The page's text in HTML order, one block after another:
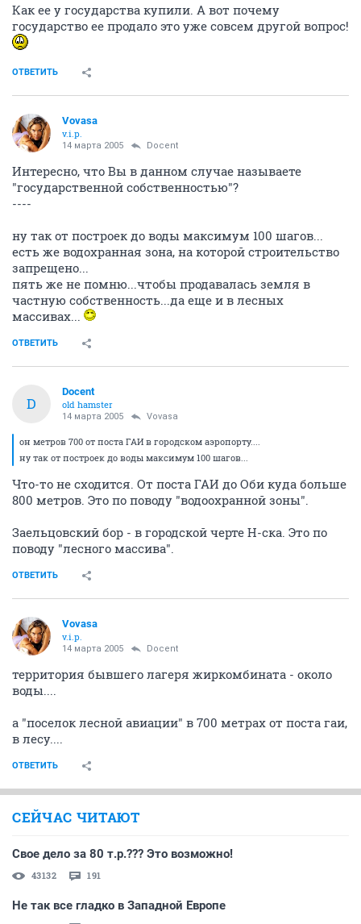
Как ее у государства купили. А вот почему
государство ее продало это уже совсем другой вопрос!
ОТВЕТИТЬ
Vovasa
v.i.p.
14 марта 2005 Docent
Интересно, что Вы в данном случае называете
"государственной собственностью"?
----
ну так от построек до воды максимум 100 шагов...
есть же водохранная зона, на которой строительство
запрещено...
пять же не помню...чтобы продавалась земля в
частную собственность...да еще и в лесных
массивах...
ОТВЕТИТЬ
D
Docent
old hamster
14 марта 2005 Vovasa
он метров 700 от поста ГАИ в городском аэропорту....
ну так от построек до воды максимум 100 шагов...
Что-то не сходится. От поста ГАИ до Оби куда больше
800 метров. Это по поводу "водоохранной зоны".
Заельцовский бор - в городской черте Н-ска. Это по
поводу "лесного массива".
ОТВЕТИТЬ
Vovasa
v.i.p.
14 марта 2005 Docent
территория бывшего лагеря жиркомбината - около
воды....
а "поселок лесной авиации" в 700 метрах от поста гаи,
в лесу....
ОТВЕТИТЬ
СЕЙЧАС ЧИТАЮТ
Свое дело за 80 т.р.??? Это возможно!
43132 191
Не так все гладко в Западной Европе